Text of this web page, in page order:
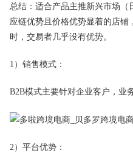
总结：适合产品主推新兴市场（
应链优势且价格优势显着的店
时，交易者几乎没有优势。
1）销售模式：
B2B模式主要针对企业客户，业
2）平台优势：